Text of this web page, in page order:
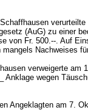
(AuG) zu einer
von Fr. 500.--. Auf
Nachweises
verweigerte am
Anklage wegen
Angeklagten am 7.